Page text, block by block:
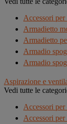
Accessori
Armadietto
Armadietto
Armadio
Armadio
Aspirazione e
Vedi tutte le
Accessori per
Accessori